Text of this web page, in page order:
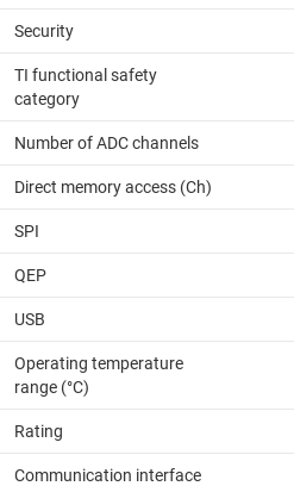
Security
TI functional safety
category
Number of ADC channels
Direct memory access (Ch)
SPI
QEP
USB
Operating temperature
range (°C)
Rating
Communication interface